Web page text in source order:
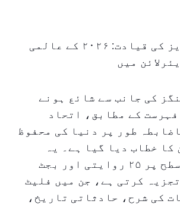
اتحاد ایئر ویز کی قیادت: ۲۰۲۶ کے عالمی
میں
کی جانب سے شائع ہونے
۲۰۲۶ کی فہرست کے مطابق، اتحاد
طور پر دنیا کی محفوظ
کا خطاب دیا گیا ہے۔ یہ
فہرست عالمی سطح پر ۲۵ روایتی اور بجٹ
تجزیہ کرتی ہے، جن میں فلیٹ
کی شرح، حادثاتی تاریخ،